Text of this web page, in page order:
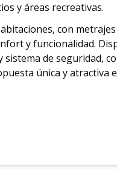
y áreas recreativas.
con metrajes
y funcionalidad.
de seguridad,
única y atractiva